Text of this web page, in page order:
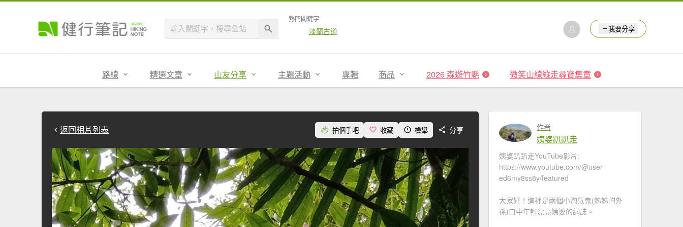
熱門關鍵字
淡蘭古道 我要分享
路線 精選文章 山友分享 主題活動 專輯 商品 2026 森遊竹縣 微笑山線縱走尋寶集章
返回相片列表 拍個手吧 收藏 檢舉 分享 作者
姨婆趴趴走
姨婆趴趴走YouTube影片:
https://www.youtube.com/@user-
ed6my8ss8y/featured
大家好！這裡是兩個小淘氣鬼(姊姊的外
孫)口中年輕漂亮姨婆的網誌。